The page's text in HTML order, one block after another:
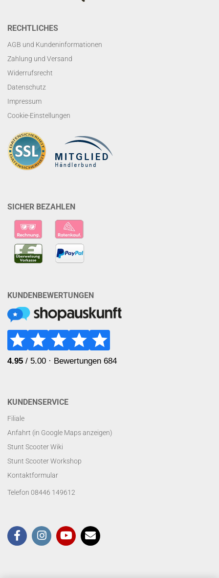
RECHTLICHES
AGB und Kundeninformationen
Zahlung und Versand
Widerrufsrecht
Datenschutz
Impressum
Cookie-Einstellungen
SICHER BEZAHLEN
KUNDENBEWERTUNGEN
KUNDENSERVICE
Filiale
Anfahrt (in Google Maps anzeigen)
Stunt Scooter Wiki
Stunt Scooter Workshop
Kontaktformular
Telefon 08446 149612